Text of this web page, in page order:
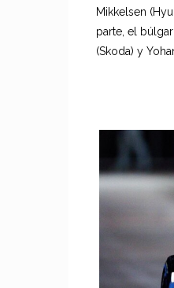
Mikkelsen
parte, el
(Skoda) y